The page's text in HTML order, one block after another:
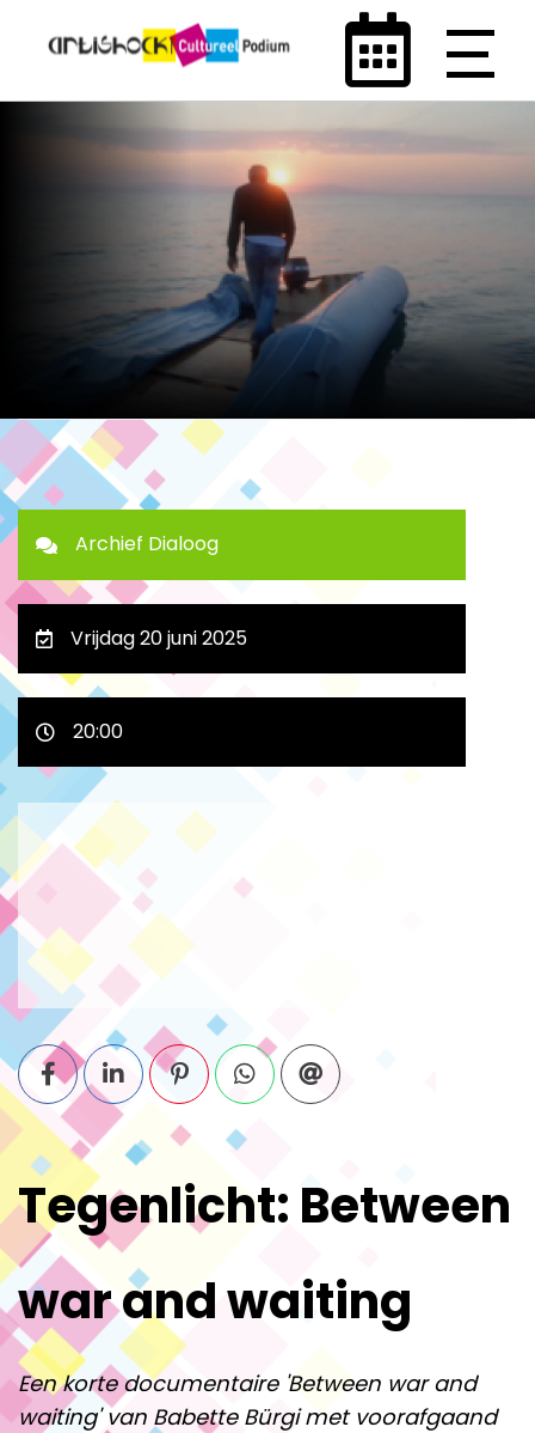
Archief Dialoog
Vrijdag 20 juni 2025
20:00
Tegenlicht: Between
war and waiting
Een korte documentaire 'Between war and
waiting' van Babette Bürgi met voorafgaand